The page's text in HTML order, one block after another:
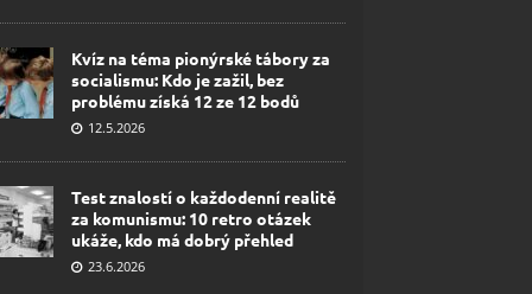
Kvíz na téma pionýrské tábory za
socialismu: Kdo je zažil, bez
problému získá 12 ze 12 bodů
12.5.2026
Test znalostí o každodenní realitě
za komunismu: 10 retro otázek
ukáže, kdo má dobrý přehled
23.6.2026